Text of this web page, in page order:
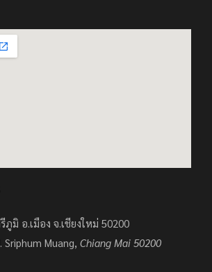
ภูมิ อ.เมือง จ.เชียงใหม่ 50200
Sriphum Muang, Chiang Mai 50200